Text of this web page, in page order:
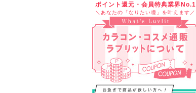
ポイント還元・会員特典業界No.1
＼あなたの「なりたい瞳」を叶えます／